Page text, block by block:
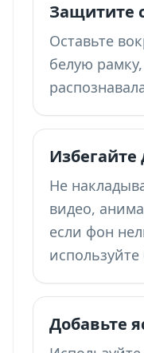
Защитите
Оставьте
белую
Не
видео,
если фон
Добавьте